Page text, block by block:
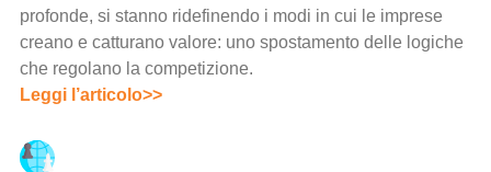
profonde, si stanno ridefinendo i modi in cui le imprese
creano e catturano valore: uno spostamento delle logiche
che regolano la competizione.
Leggi l’articolo>>